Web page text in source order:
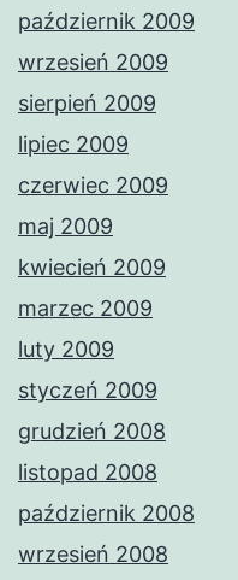
październik 2009
wrzesień 2009
sierpień 2009
lipiec 2009
czerwiec 2009
maj 2009
kwiecień 2009
marzec 2009
luty 2009
styczeń 2009
grudzień 2008
listopad 2008
październik 2008
wrzesień 2008